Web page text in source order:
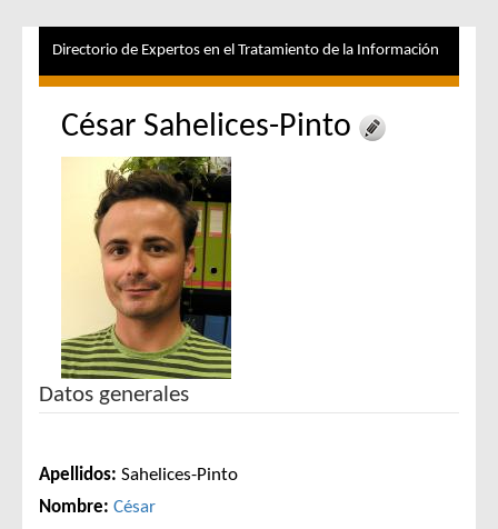
Directorio de Expertos en el Tratamiento de la Información
César Sahelices-Pinto
Datos generales
Apellidos: Sahelices-Pinto
Nombre: César